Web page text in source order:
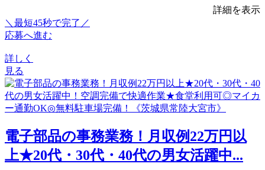
詳細を表示
＼最短45秒で完了／
応募へ進む
詳しく
見る
電子部品の事務業務！月収例22万円以
上★20代・30代・40代の男女活躍中...